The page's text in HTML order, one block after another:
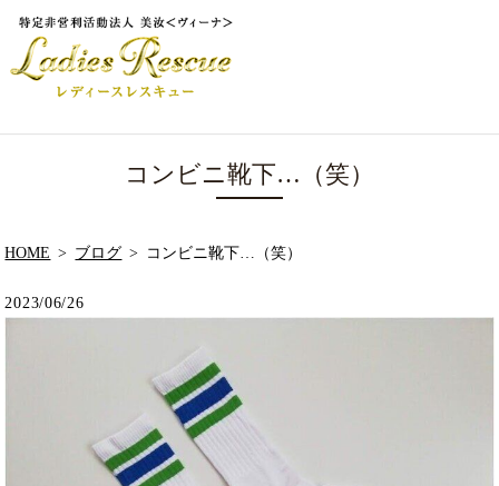
コンビニ靴下…（笑）
HOME ブログ コンビニ靴下…（笑）
2023/06/26